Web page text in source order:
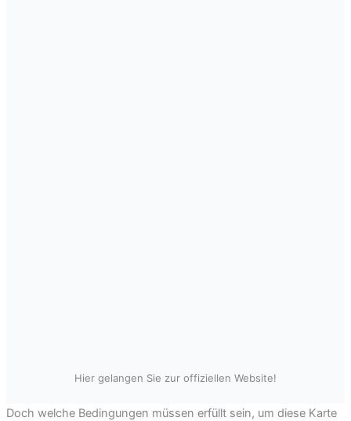
Hier gelangen Sie zur offiziellen Website!
Doch welche Bedingungen müssen erfüllt sein, um diese Karte